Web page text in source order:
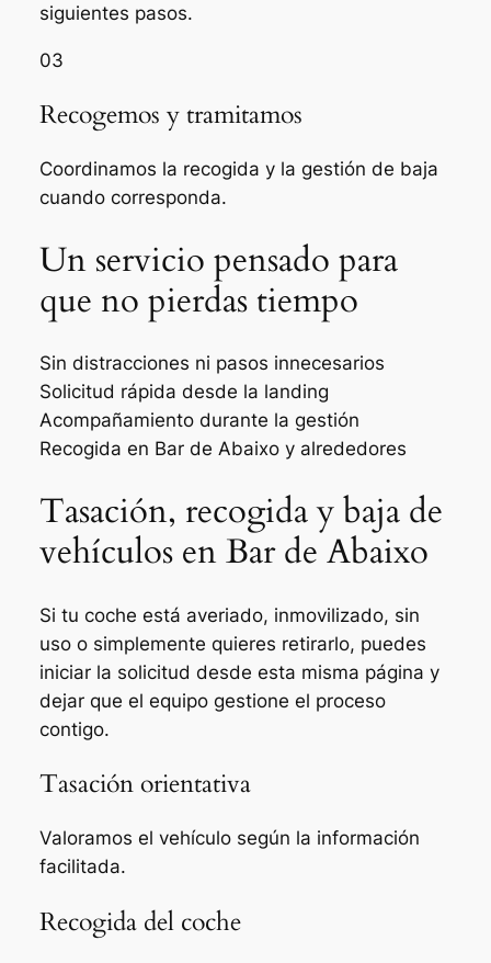
siguientes pasos.
03
Recogemos y tramitamos
Coordinamos la recogida y la gestión de baja
cuando corresponda.
Un servicio pensado para
que no pierdas tiempo
Sin distracciones ni pasos innecesarios
Solicitud rápida desde la landing
Acompañamiento durante la gestión
Recogida en Bar de Abaixo y alrededores
Tasación, recogida y baja de
vehículos en Bar de Abaixo
Si tu coche está averiado, inmovilizado, sin
uso o simplemente quieres retirarlo, puedes
iniciar la solicitud desde esta misma página y
dejar que el equipo gestione el proceso
contigo.
Tasación orientativa
Valoramos el vehículo según la información
facilitada.
Recogida del coche